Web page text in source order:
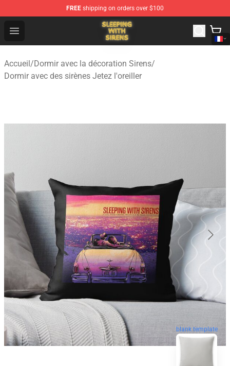
FREE shipping on orders over $100
Open menu
Sleeping With Sirens Store - Official Sleeping With
Accueil/Dormir avec la décoration Sirens/
Dormir avec des sirènes Jetez l'oreiller
blank template